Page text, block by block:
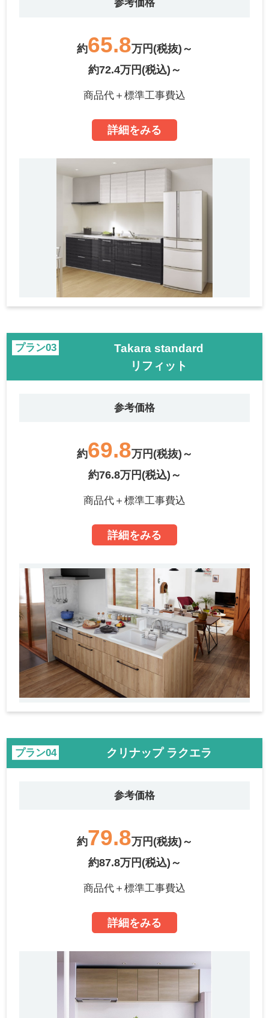
参考価格
約65.8万円(税抜)～
約72.4万円(税込)～
商品代＋標準工事費込
詳細をみる
プラン
Takara standard
リフィット
参考価格
約69.8万円(税抜)～
約76.8万円(税込)～
商品代＋標準工事費込
詳細をみる
プラン クリナップ ラクエラ
参考価格
約79.8万円(税抜)～
約87.8万円(税込)～
商品代＋標準工事費込
詳細をみる